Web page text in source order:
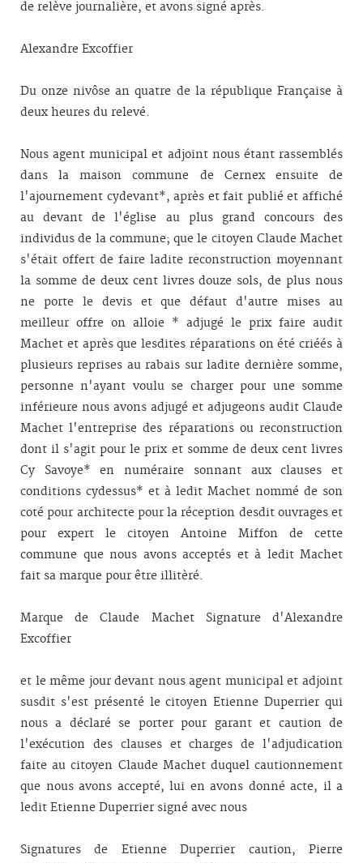
de relève journalière, et avons signé après.
Alexandre Excoffier
Du onze nivôse an quatre de la république Française à
deux heures du relevé.
Nous agent municipal et adjoint nous étant rassemblés
dans la maison commune de Cernex ensuite de
l'ajournement cydevant*, après et fait publié et affiché
au devant de l'église au plus grand concours des
individus de la commune; que le citoyen Claude Machet
s'était offert de faire ladite reconstruction moyennant
la somme de deux cent livres douze sols, de plus nous
ne porte le devis et que défaut d'autre mises au
meilleur offre on alloie * adjugé le prix faire audit
Machet et après que lesdites réparations on été criéés à
plusieurs reprises au rabais sur ladite dernière somme,
personne n'ayant voulu se charger pour une somme
inférieure nous avons adjugé et adjugeons audit Claude
Machet l'entreprise des réparations ou reconstruction
dont il s'agit pour le prix et somme de deux cent livres
Cy Savoye* en numéraire sonnant aux clauses et
conditions cydessus* et à ledit Machet nommé de son
coté pour architecte pour la réception desdit ouvrages et
pour expert le citoyen Antoine Miffon de cette
commune que nous avons acceptés et à ledit Machet
fait sa marque pour être illitèré.
Marque de Claude Machet Signature d'Alexandre
Excoffier
et le même jour devant nous agent municipal et adjoint
susdit s'est présenté le citoyen Etienne Duperrier qui
nous a déclaré se porter pour garant et caution de
l'exécution des clauses et charges de l'adjudication
faite au citoyen Claude Machet duquel cautionnement
que nous avons accepté, lui en avons donné acte, il a
ledit Etienne Duperrier signé avec nous
Signatures de Etienne Duperrier caution, Pierre